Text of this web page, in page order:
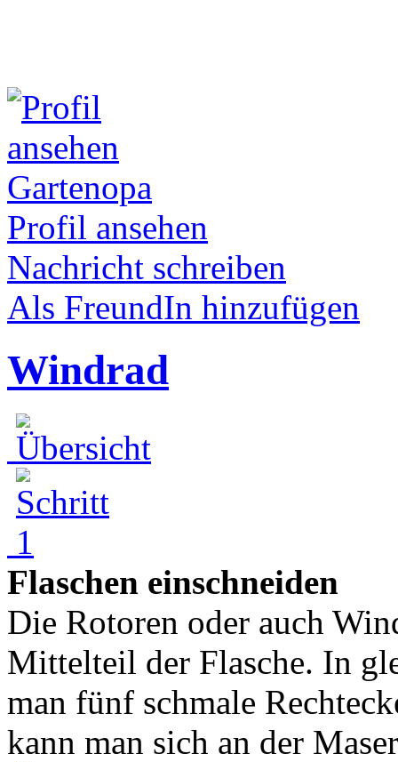
Gartenopa
Profil ansehen
Nachricht schreiben
Als FreundIn hinzufügen
Windrad
Flaschen einschneiden
Die Rotoren oder auch
Mittelteil der Flasche. In
man fünf schmale
kann man sich an der